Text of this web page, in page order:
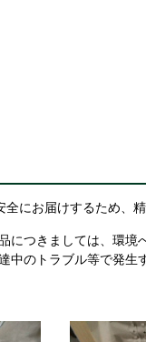
にお届けするため、
につきましては、環
中のトラブル等で発